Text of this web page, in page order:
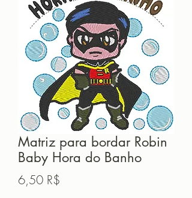
Matriz para bordar Robin
Baby Hora do Banho
6,50 R$